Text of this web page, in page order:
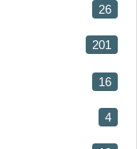
26
201
16
4